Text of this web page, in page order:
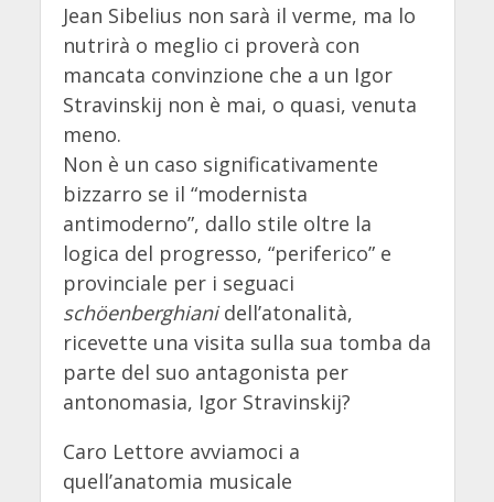
Jean Sibelius non sarà il verme, ma lo
nutrirà o meglio ci proverà con
mancata convinzione che a un Igor
Stravinskij non è mai, o quasi, venuta
meno.
Non è un caso significativamente
bizzarro se il “modernista
antimoderno”, dallo stile oltre la
logica del progresso, “periferico” e
provinciale per i seguaci
schöenberghianidell’atonalità,
ricevette una visita sulla sua tomba da
parte del suo antagonista per
antonomasia, Igor Stravinskij?
Caro Lettore avviamoci a
quell’anatomia musicale